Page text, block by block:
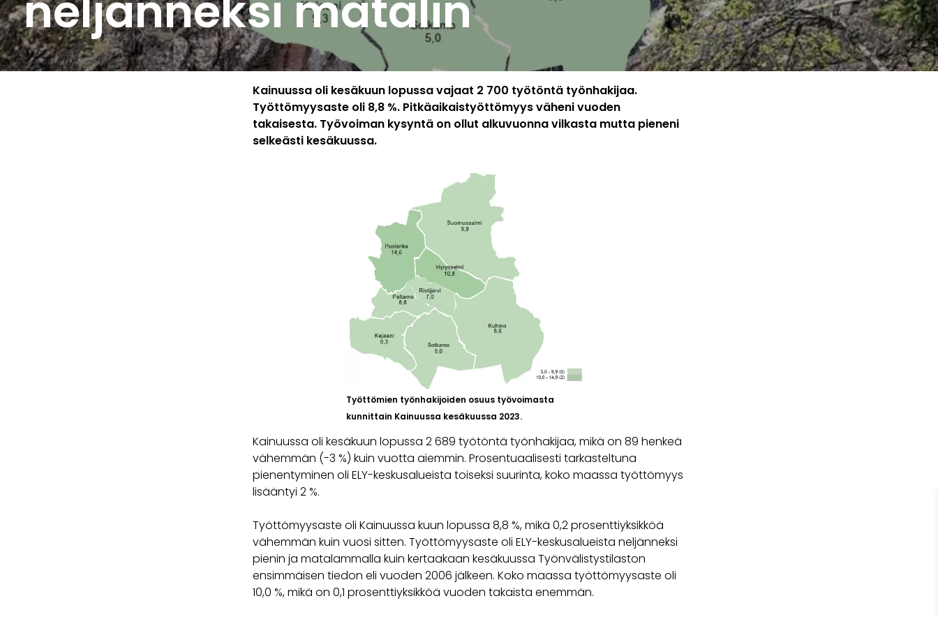
Kainuussa oli kesäkuun lopussa vajaat 2 700 työtöntä työnhakijaa.
Työttömyysaste oli 8,8 %. Pitkäaikaistyöttömyys väheni vuoden
takaisesta. Työvoiman kysyntä on ollut alkuvuonna vilkasta mutta pieneni
selkeästi kesäkuussa.
Työttömien työnhakijoiden osuus työvoimasta
kunnittain Kainuussa kesäkuussa 2023.
Kainuussa oli kesäkuun lopussa 2 689 työtöntä työnhakijaa, mikä on 89 henkeä
vähemmän (-3 %) kuin vuotta aiemmin. Prosentuaalisesti tarkasteltuna
pienentyminen oli ELY-keskusalueista toiseksi suurinta, koko maassa työttömyys
lisääntyi 2 %.
Työttömyysaste oli Kainuussa kuun lopussa 8,8 %, mikä 0,2 prosenttiyksikköä
vähemmän kuin vuosi sitten. Työttömyysaste oli ELY-keskusalueista neljänneksi
pienin ja matalammalla kuin kertaakaan kesäkuussa Työnvälistystilaston
ensimmäisen tiedon eli vuoden 2006 jälkeen. Koko maassa työttömyysaste oli
10,0 %, mikä on 0,1 prosenttiyksikköä vuoden takaista enemmän.